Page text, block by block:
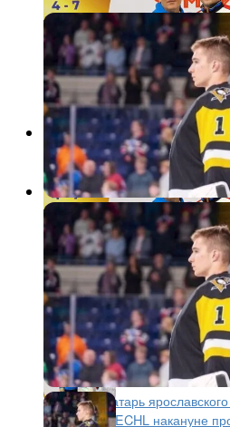
Хоккей2 года назад
Сергей Мурашов
в очередном
Восточного
Бывший вратарь
Мурашов в ECHL накануне